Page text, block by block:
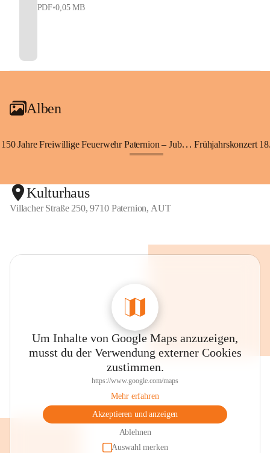
PDF•0,05 MB
Alben
150 Jahre Freiwillige Feuerwehr Paternion – Jubiläumsfest Frühjahrskonzert
Kulturhaus
Villacher Straße 250, 9710 Paternion, AUT
Um Inhalte von Google Maps anzuzeigen,
musst du der Verwendung externer Cookies
zustimmen.
https://www.google.com/maps
Mehr erfahren
Akzeptieren und anzeigen
Ablehnen
Auswahl merken